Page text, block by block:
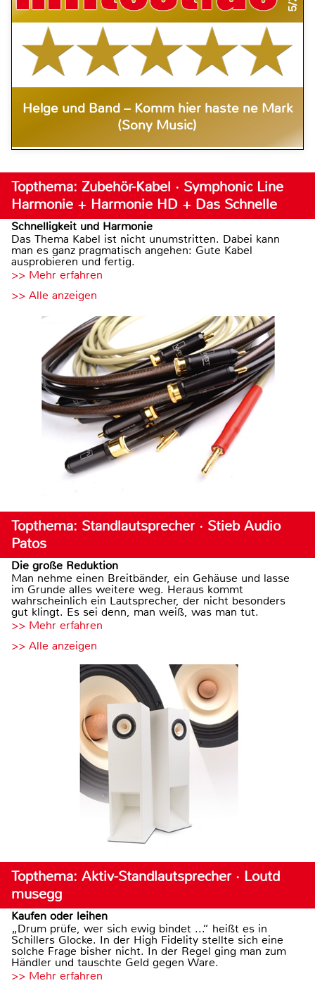
Helge und Band – Komm hier haste ne Mark
(Sony Music)
Topthema: Zubehör-Kabel · Symphonic Line
Harmonie + Harmonie HD + Das Schnelle
Schnelligkeit und Harmonie
Das Thema Kabel ist nicht unumstritten. Dabei kann
man es ganz pragmatisch angehen: Gute Kabel
ausprobieren und fertig.
>> Mehr erfahren
>> Alle anzeigen
Topthema: Standlautsprecher · Stieb Audio
Patos
Die große Reduktion
Man nehme einen Breitbänder, ein Gehäuse und lasse
im Grunde alles weitere weg. Heraus kommt
wahrscheinlich ein Lautsprecher, der nicht besonders
gut klingt. Es sei denn, man weiß, was man tut.
>> Mehr erfahren
>> Alle anzeigen
Topthema: Aktiv-Standlautsprecher · Loutd
musegg
Kaufen oder leihen
„Drum prüfe, wer sich ewig bindet ...“ heißt es in
Schillers Glocke. In der High Fidelity stellte sich eine
solche Frage bisher nicht. In der Regel ging man zum
Händler und tauschte Geld gegen Ware.
>> Mehr erfahren